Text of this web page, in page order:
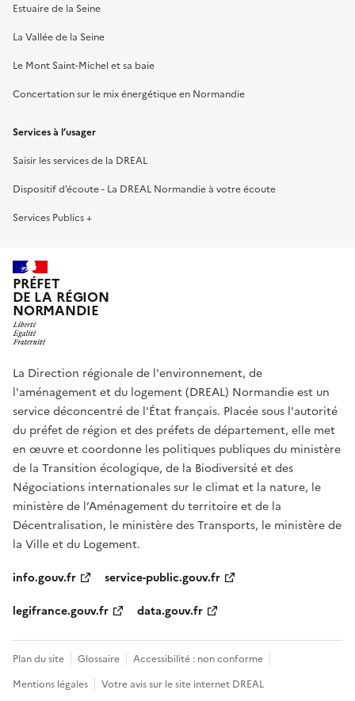
Estuaire de la Seine
La Vallée de la Seine
Le Mont Saint-Michel et sa baie
Concertation sur le mix énergétique en Normandie
Services à l’usager
Saisir les services de la DREAL
Dispositif d’écoute - La DREAL Normandie à votre écoute
Services Publics +
PRÉFET
DE LA RÉGION
NORMANDIE
La Direction régionale de l'environnement, de
l'aménagement et du logement (DREAL) Normandie est un
service déconcentré de l'État français. Placée sous l'autorité
du préfet de région et des préfets de département, elle met
en œuvre et coordonne les politiques publiques du ministère
de la Transition écologique, de la Biodiversité et des
Négociations internationales sur le climat et la nature, le
ministère de l’Aménagement du territoire et de la
Décentralisation, le ministère des Transports, le ministère de
la Ville et du Logement.
info.gouv.fr
service-public.gouv.fr
legifrance.gouv.fr
data.gouv.fr
Plan du site Glossaire
Accessibilité : non conforme
Mentions légales
Votre avis sur le site internet DREAL